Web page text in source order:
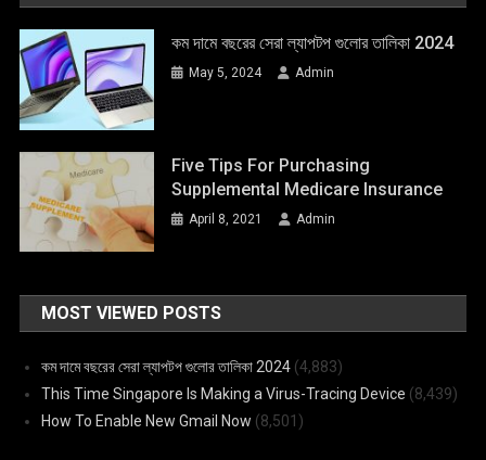
কম দামে বছরের সেরা ল্যাপটপ গুলোর তালিকা 2024
May 5, 2024 Admin
Five Tips For Purchasing
Supplemental Medicare Insurance
April 8, 2021 Admin
MOST VIEWED POSTS
কম দামে বছরের সেরা ল্যাপটপ গুলোর তালিকা 2024 (4,883)
This Time Singapore Is Making a Virus-Tracing Device (8,439)
How To Enable New Gmail Now (8,501)